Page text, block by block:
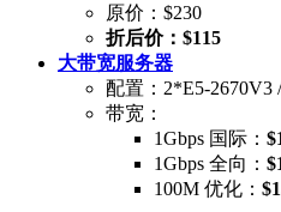
原价：$230
折后价：$115
大带宽服务器
配置：2*E5-2670V3
带宽：
1Gbps 国际：
1Gbps 全向：
100M 优化：